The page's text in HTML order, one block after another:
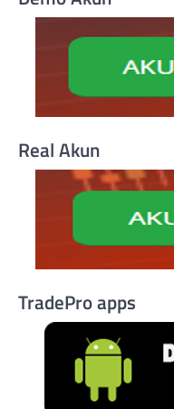
Real Akun
TradePro apps